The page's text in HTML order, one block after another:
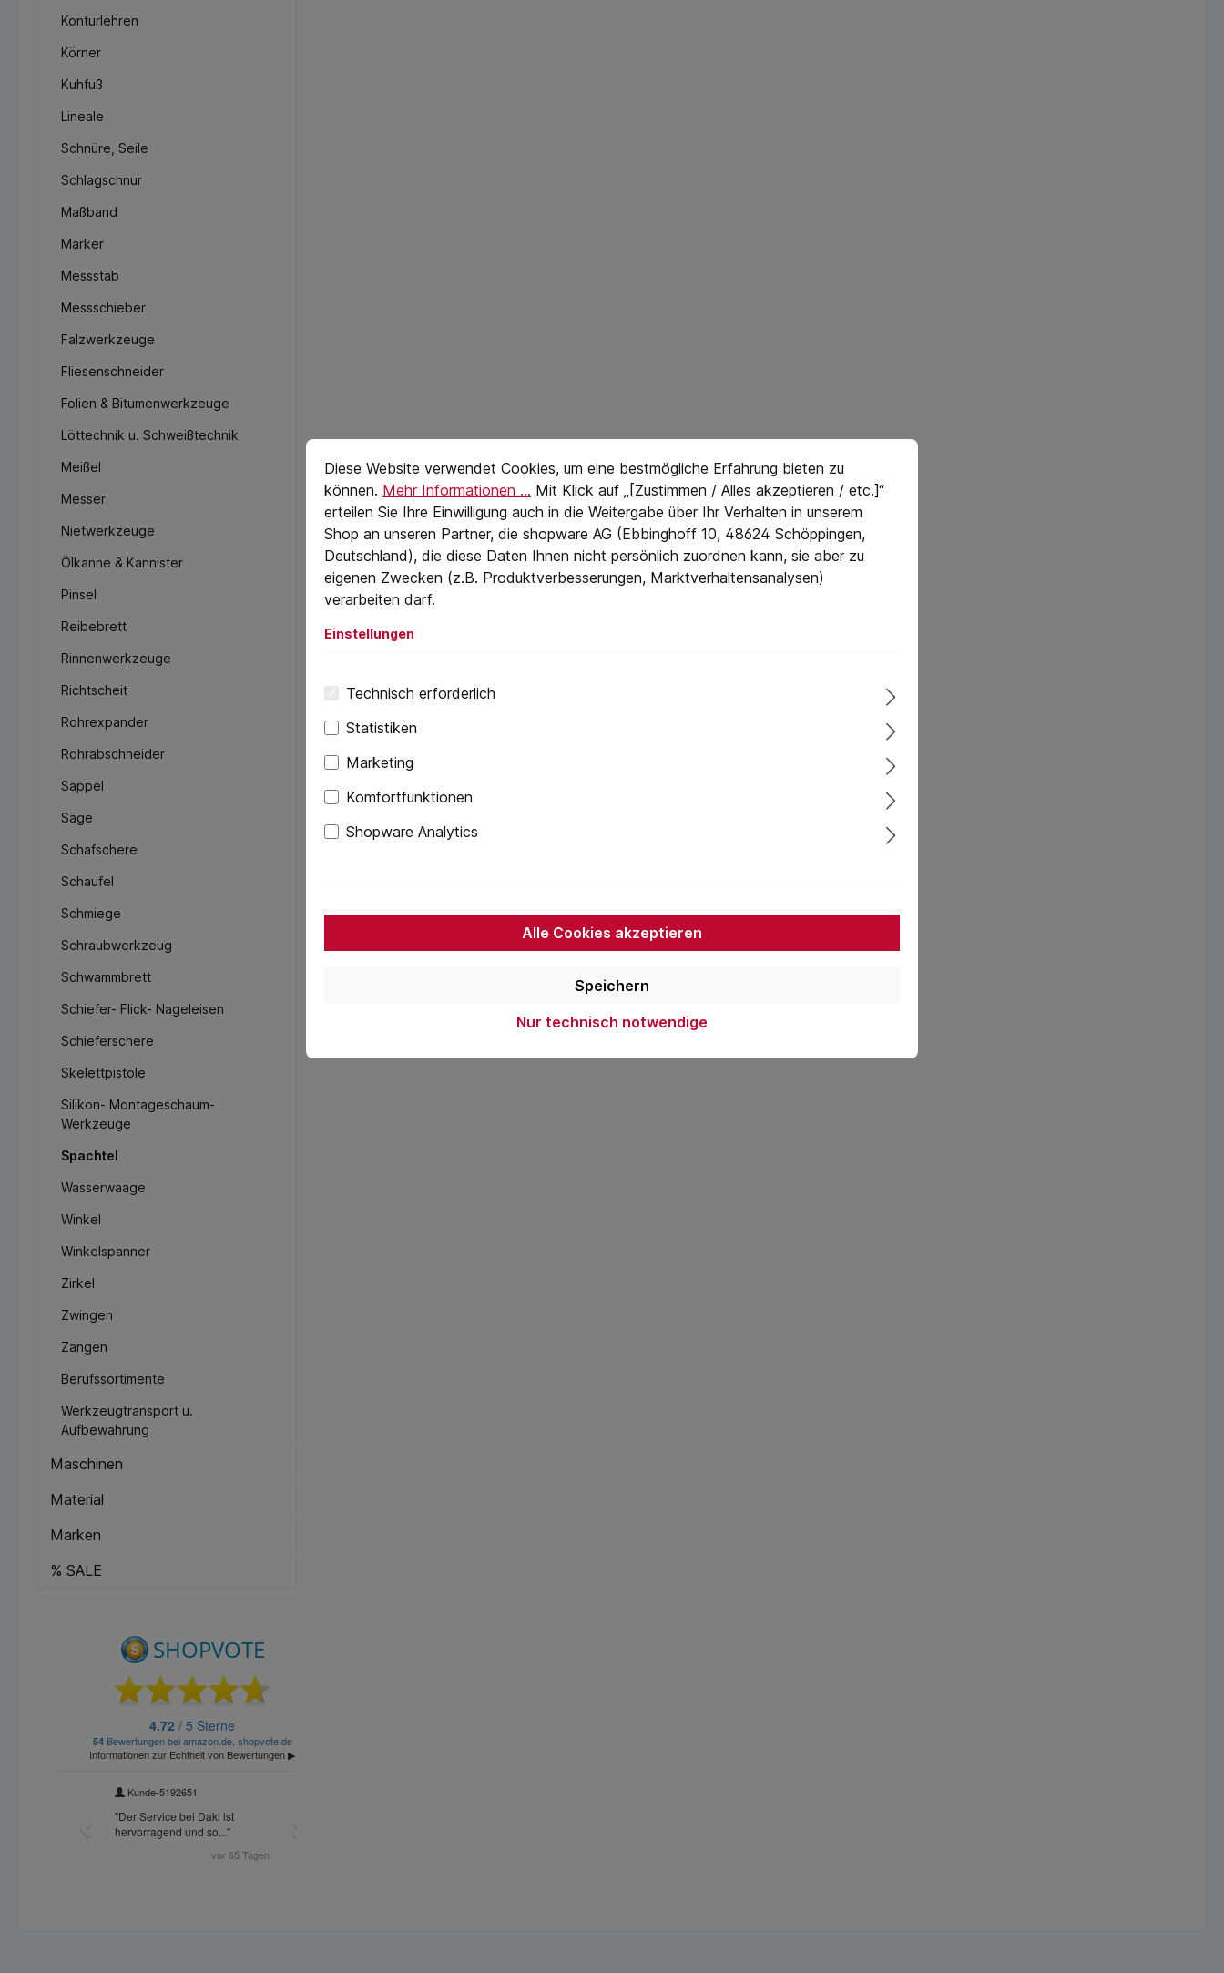
Konturlehren
Körner
Kuhfuß
Lineale
Schnüre, Seile
Schlagschnur
Maßband
Marker
Messstab
Messschieber
Falzwerkzeuge
Fliesenschneider
Folien & Bitumenwerkzeuge
Löttechnik u. Schweißtechnik
Meißel
Messer
Nietwerkzeuge
Ölkanne & Kannister
Pinsel
Reibebrett
Rinnenwerkzeuge
Richtscheit
Rohrexpander
Rohrabschneider
Sappel
Säge
Schafschere
Schaufel
Schmiege
Schraubwerkzeug
Schwammbrett
Schiefer- Flick- Nageleisen
Schieferschere
Skelettpistole
Silikon- Montageschaum-
Werkzeuge
Spachtel
Wasserwaage
Winkel
Winkelspanner
Zirkel
Zwingen
Zangen
Berufssortimente
Werkzeugtransport u.
Aufbewahrung
Maschinen
Material
Marken
% SALE
Cookie-Voreinstellungen
cookie.messageTextPage
Diese Website verwendet Cookies, um eine bestmögliche Erfahrung bieten zu
können. Mehr Informationen ... Mit Klick auf „[Zustimmen / Alles akzeptieren / etc.]“
erteilen Sie Ihre Einwilligung auch in die Weitergabe über Ihr Verhalten in unserem
Shop an unseren Partner, die shopware AG (Ebbinghoff 10, 48624 Schöppingen,
Deutschland), die diese Daten Ihnen nicht persönlich zuordnen kann, sie aber zu
eigenen Zwecken (z.B. Produktverbesserungen, Marktverhaltensanalysen)
verarbeiten darf.
Einstellungen
Technisch erforderlich
Statistiken
Marketing
Komfortfunktionen
Shopware Analytics
Alle Cookies akzeptieren
Speichern
Nur technisch notwendige